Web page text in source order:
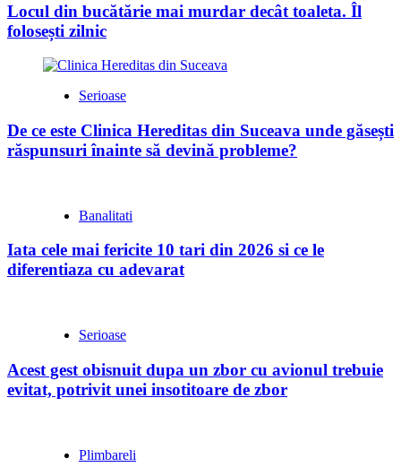
Locul din bucătărie mai murdar decât toaleta. Îl
folosești zilnic
Serioase
De ce este Clinica Hereditas din Suceava unde găsești
răspunsuri înainte să devină probleme?
Banalitati
Iata cele mai fericite 10 tari din 2026 si ce le
diferentiaza cu adevarat
Serioase
Acest gest obisnuit dupa un zbor cu avionul trebuie
evitat, potrivit unei insotitoare de zbor
Plimbareli